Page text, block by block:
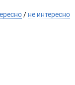
/ не интересно